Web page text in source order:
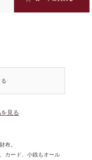
見る
布。
カード、小銭もオール